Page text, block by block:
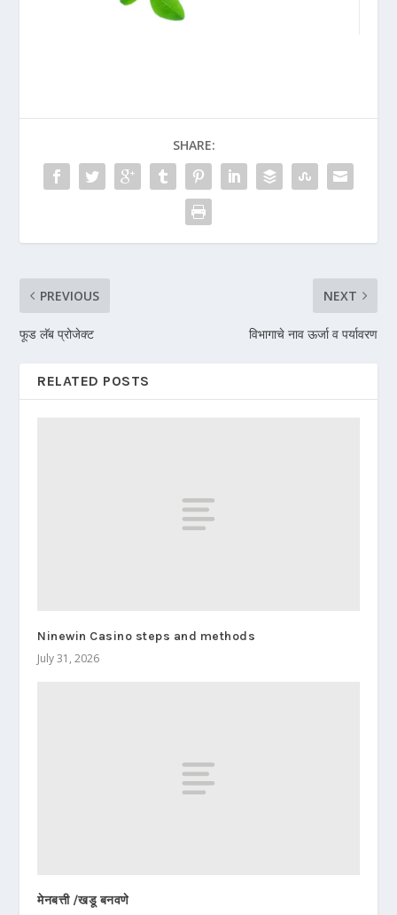
SHARE:
PREVIOUS
फूड लॅब प्रोजेक्ट
NEXT
विभागाचे नाव ऊर्जा व पर्यावरण
RELATED POSTS
Ninewin Casino steps and methods
July 31, 2026
मेनबत्ती /खडू बनवणे